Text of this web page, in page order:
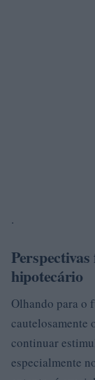
.
hipotecário
Olhando para o
cautelosamente
continuar
especialmente